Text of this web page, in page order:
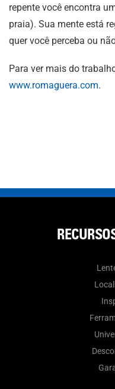
repente você encontra
praia). Sua mente está
quer você perceba ou
Para ver mais do
www.romaguera.com.